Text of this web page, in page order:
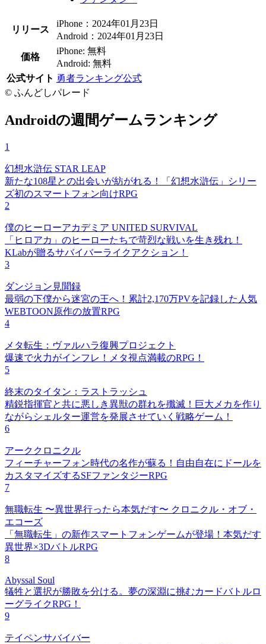
リリース
iPhone：2024年01月23日
Android：2024年01月23日
価格
iPhone: 無料
Android: 無料
公式サイト 勇者ランキング公式
© ふんどしパレード
Androidの週間ゲームランキング
1
幻想水滸伝 STAR LEAP
新たな108星との出会いが紡がれる！「幻想水滸伝」シリー
ズ初のスマートフォン向けRPG
2
僕のヒーローアカデミア UNITED SURVIVAL
「ヒロアカ」のヒーローたちで苛烈な戦いを生き残れ！
KLabが贈るサバイバーライクアクション！
3
ダンジョン見聞録
最弱の下僕から迷宮の王へ！累計2,170万PVを記録した人気
WEBTOON原作の放置RPG
4
メタ転生：ヴァルハラ復興プロジェクト
爆速で火力がインフレ！メタ視点満載のRPG！
5
終末のタイタン：ラストラッシュ
精鋭指揮官と共に悪しき異獣の群れを殲滅！巨大メカを作り
ながらシェルター運営を発展させていく戦略ゲーム！
6
アーククロニクル
フィーチャーフォン時代の名作が蘇る！自由自在にドールを
カスタマイズするSFファンタジーRPG
7
無職転生 〜異世界行ったら本気だす〜 クロニクル・オブ・
エコーズ
「無職転生」の新作スマートフォンゲームが登場！本気だす
異世界×3DバトルRPG
8
Abyssal Soul
犠牲と選択が勝敗を分ける。夢の深淵に挑むカードバトルロ
ーグライクRPG！
9
テイペンサバイバー